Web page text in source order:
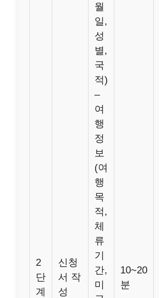
2
단
계
신청
서 작
성
월
일,
성
별,
국
적)
–
여
행
정
보
(여
행
목
적,
체
류
기
간,
미
10~20
분